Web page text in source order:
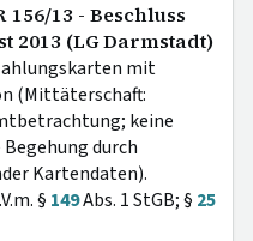
156/13 - Beschluss
2013 (LG Darmstadt)
mit
(Mittäterschaft:
keine
durch
Kartendaten).
§ 149Abs. 1 StGB; § 25